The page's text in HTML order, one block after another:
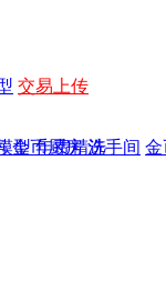
型 年费精选
交易上传
金币厨房 洗手间 金